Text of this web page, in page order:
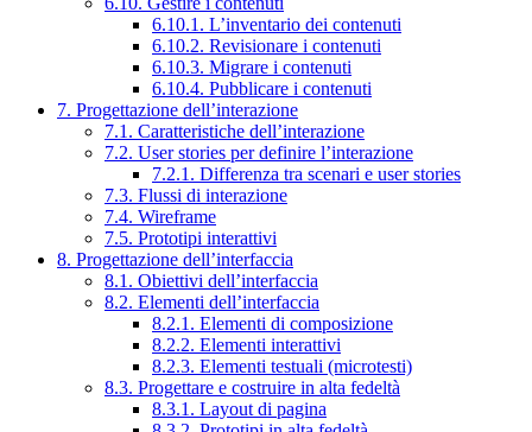
6.10.1. L’inventario dei contenuti
6.10.2. Revisionare i contenuti
6.10.3. Migrare i contenuti
6.10.4. Pubblicare i contenuti
7. Progettazione dell’interazione
7.1. Caratteristiche dell’interazione
7.2. User stories per definire l’interazione
7.2.1. Differenza tra scenari e user stories
7.3. Flussi di interazione
7.4. Wireframe
7.5. Prototipi interattivi
8. Progettazione dell’interfaccia
8.1. Obiettivi dell’interfaccia
8.2. Elementi dell’interfaccia
8.2.1. Elementi di composizione
8.2.2. Elementi interattivi
8.2.3. Elementi testuali (microtesti)
8.3. Progettare e costruire in alta fedeltà
8.3.1. Layout di pagina